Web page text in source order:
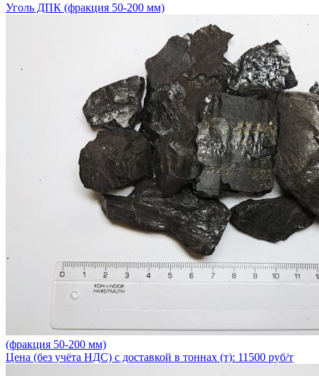
Уголь ДПК (фракция 50-200 мм)
(фракция 50-200 мм)
Цена (без учёта НДС) с доставкой в тоннах (т): 11500 руб/т